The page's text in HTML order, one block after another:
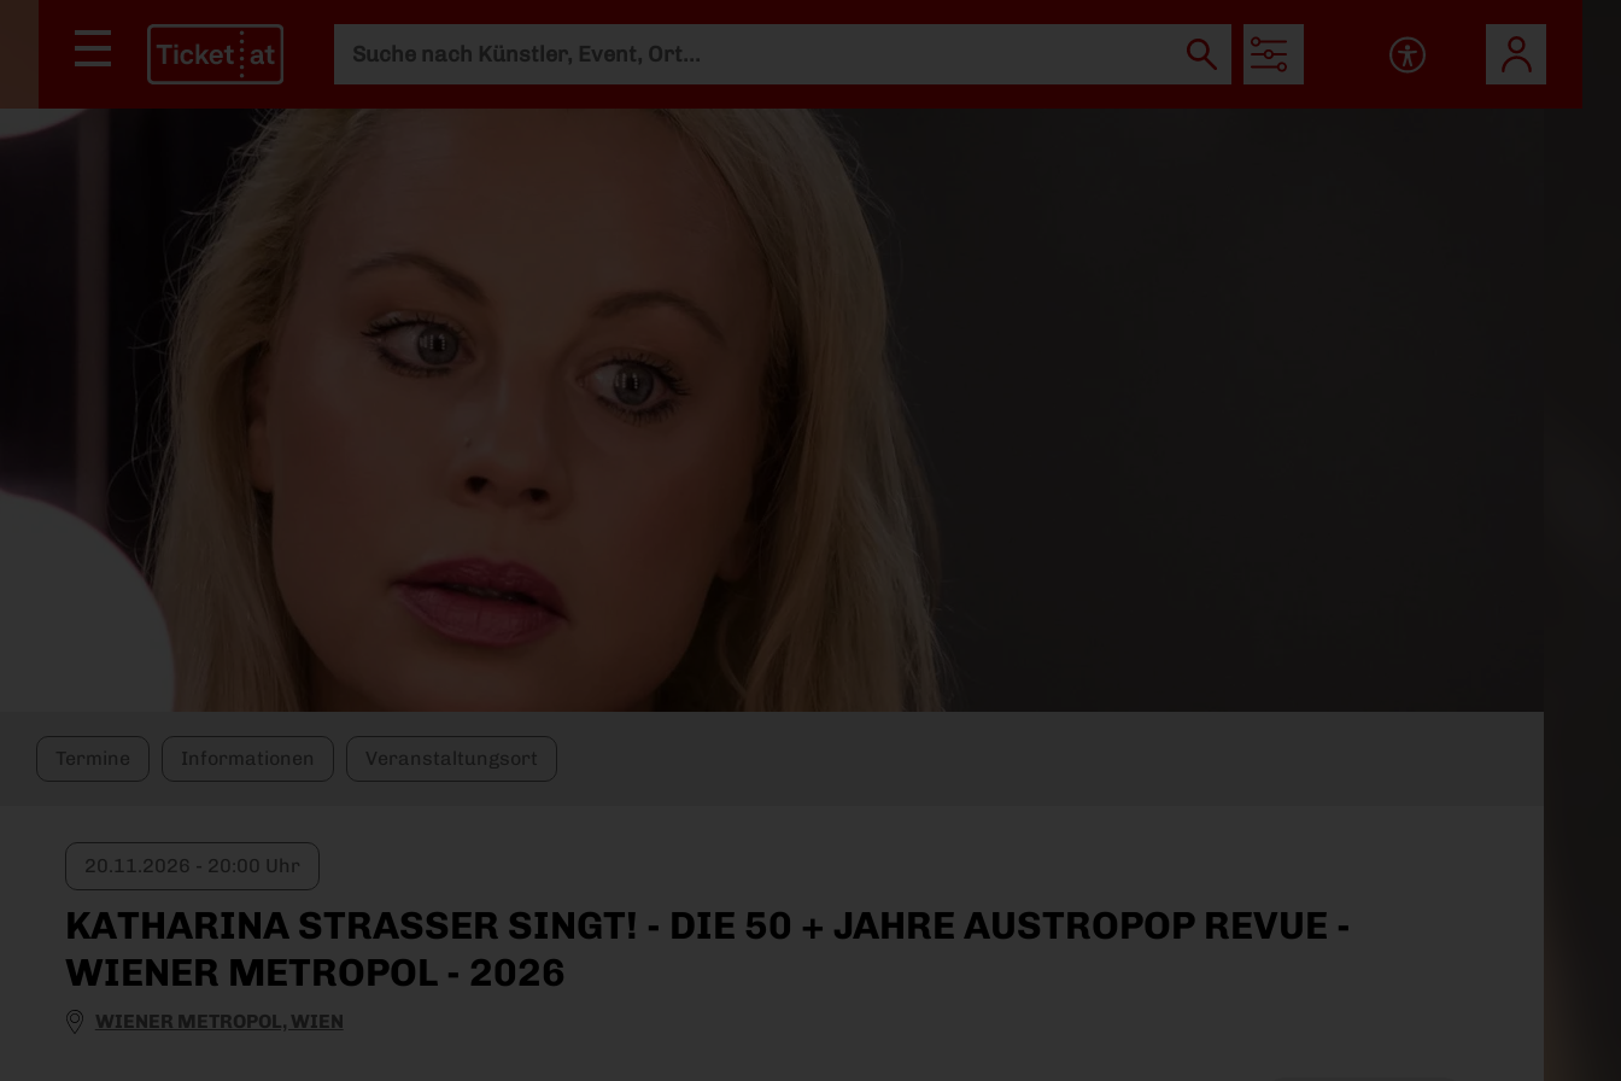
Suchfilter
Termine Informationen Veranstaltungsort
20.11.2026 - 20:00 Uhr
KATHARINA STRASSER SINGT! - DIE 50 + JAHRE AUSTROPOP REVUE - W
IENER METROPOL - 2026
WIENER METROPOL, WIEN